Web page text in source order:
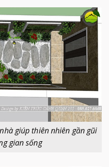
giúp thiên nhiên gần gũi
gian sống